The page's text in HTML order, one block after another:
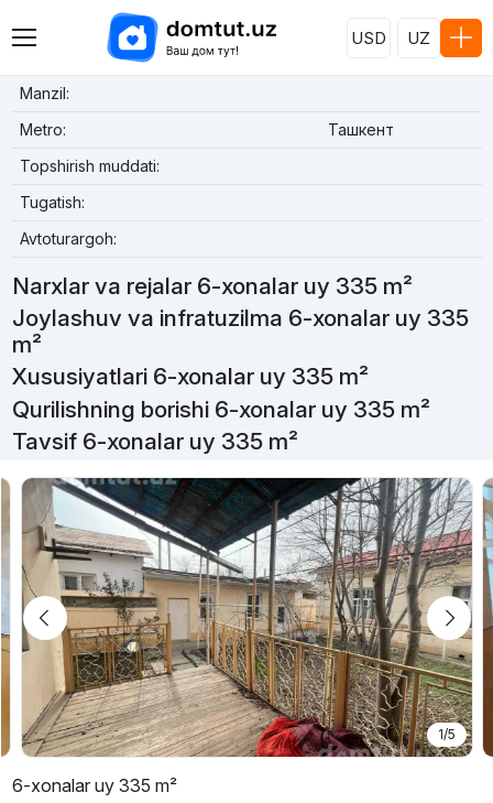
USD UZ
Manzil:
Metro:
Ташкент
Topshirish muddati:
Tugatish:
Avtoturargoh:
Narxlar va rejalar 6-xonalar uy 335 m²
Joylashuv va infratuzilma 6-xonalar uy 335
m²
Xususiyatlari 6-xonalar uy 335 m²
Qurilishning borishi 6-xonalar uy 335 m²
Tavsif 6-xonalar uy 335 m²
1/5
6-xonalar uy 335 m²